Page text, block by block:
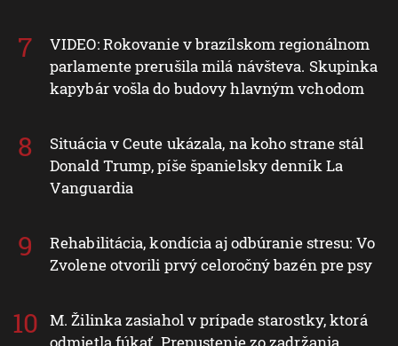
VIDEO: Rokovanie v brazílskom regionálnom
parlamente prerušila milá návšteva. Skupinka
kapybár vošla do budovy hlavným vchodom
Situácia v Ceute ukázala, na koho strane stál
Donald Trump, píše španielsky denník La
Vanguardia
Rehabilitácia, kondícia aj odbúranie stresu: Vo
Zvolene otvorili prvý celoročný bazén pre psy
M. Žilinka zasiahol v prípade starostky, ktorá
odmietla fúkať. Prepustenie zo zadržania